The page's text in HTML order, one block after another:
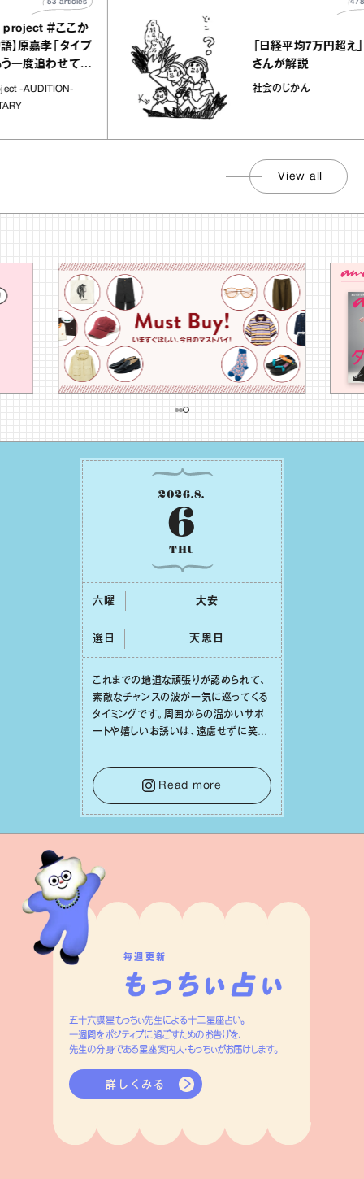
＃ここか
嘉孝「タイプ
追わせてく
articles
「日経平均7万円超え」を
さんが解説
社会のじかん
View all
2026.8.
6
THU
六曜 ⼤安
選日 天恩⽇
これまでの地道な頑張りが認められて、
素敵なチャンスの波が⼀気に巡ってくる
タイミングです。周囲からの温かいサポ
ートや嬉しいお誘いは、遠慮せずに笑顔
せになっていくイメージを持って⼀歩を
踏み出して。⼀⼈⼀⼈の良いところが混
ざり合い、ハッピーな未来が形作られて
いきます。
Read more
毎週更新
五十六謀星もっちぃ先生による十二星座占い。
一週間をポジティブに過ごすためのお告げを、
先生の分身である星座案内人・もっちぃがお届けします。
詳しくみる